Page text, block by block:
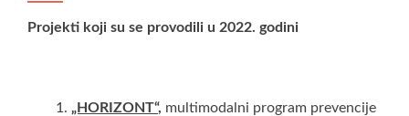
Projekti koji su se provodili u 2022. godini
„HORIZONT“, multimodalni program prevencije